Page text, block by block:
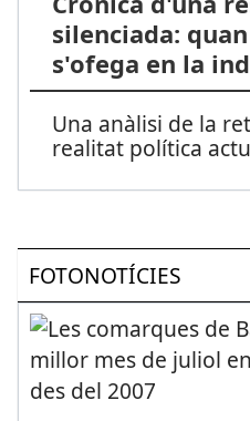
silenciada:
s'ofega en la
Una anàlisi de la
realitat política
FOTONOTÍCIES